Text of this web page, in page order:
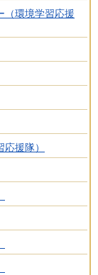
（環境学習応援
援隊）